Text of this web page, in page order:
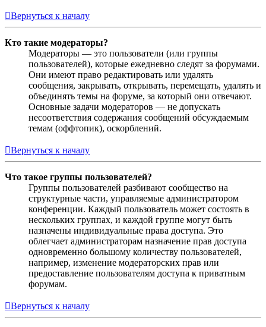
Вернуться к началу
Кто такие модераторы?
Модераторы — это пользователи (или группы
пользователей), которые ежедневно следят за форумами.
Они имеют право редактировать или удалять
сообщения, закрывать, открывать, перемещать, удалять и
объединять темы на форуме, за который они отвечают.
Основные задачи модераторов — не допускать
несоответствия содержания сообщений обсуждаемым
темам (оффтопик), оскорблений.
Вернуться к началу
Что такое группы пользователей?
Группы пользователей разбивают сообщество на
структурные части, управляемые администратором
конференции. Каждый пользователь может состоять в
нескольких группах, и каждой группе могут быть
назначены индивидуальные права доступа. Это
облегчает администраторам назначение прав доступа
одновременно большому количеству пользователей,
например, изменение модераторских прав или
предоставление пользователям доступа к приватным
форумам.
Вернуться к началу